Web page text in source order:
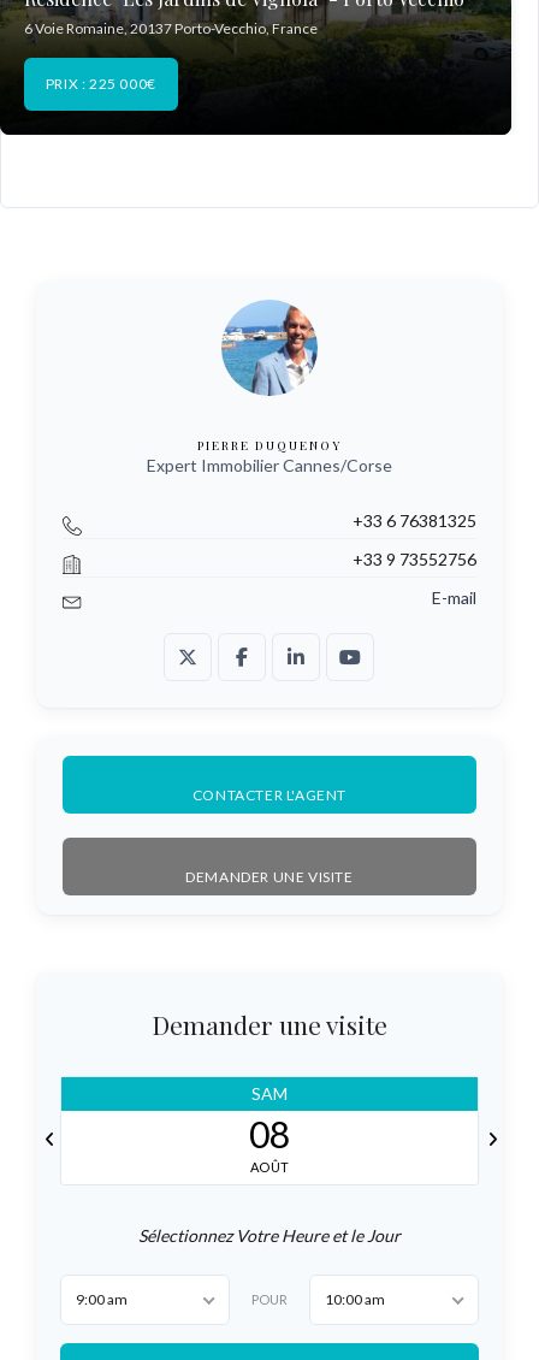
6 Voie Romaine, 20137 Porto-Vecchio, France
PRIX : 225 000€
PIERRE DUQUENOY
Expert Immobilier Cannes/Corse
+33 6 76381325
+33 9 73552756
E-mail
CONTACTER L'AGENT
DEMANDER UNE VISITE
Demander une visite
SAM
08
AOÛT
Sélectionnez Votre Heure et le Jour
9:00 am POUR 10:00 am